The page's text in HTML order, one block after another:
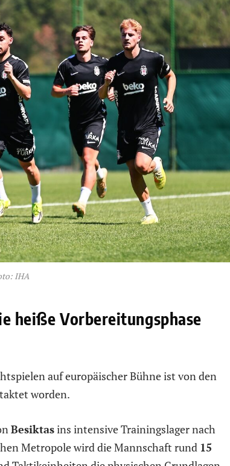
IHA
heiße Vorbereitungsphase
auf europäischer Bühne ist von den
worden.
Besiktasins intensive Trainingslager nach
Metropole wird die Mannschaft rund 15